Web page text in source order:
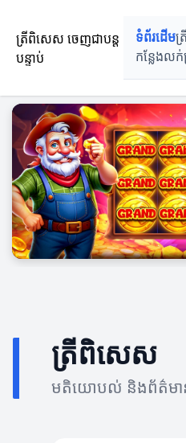
ត្រីពិសេស ចេញជាបន្ត
បន្ទាប់
ទំព័រដើមត្
កន្លែងលក់
ត្រីពិសេស
មតិយោបល់ និងព័ត៌មា